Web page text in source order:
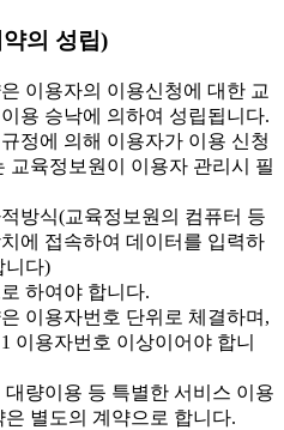
의 성립)
이용자의 이용신청에 대한 교
용 승낙에 의하여 성립됩니다.
정에 의해 이용자가 이용 신청
교육정보원이 이용자 관리시 필
방식(교육정보원의 컴퓨터 등
에 접속하여 데이터를 입력하
니다)
하여야 합니다.
이용자번호 단위로 체결하며,
이용자번호 이상이어야 합니
량이용 등 특별한 서비스 이용
은 별도의 계약으로 합니다.